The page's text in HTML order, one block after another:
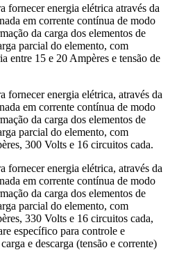
fornecer energia elétrica através da
em corrente contínua de modo
da carga dos elementos de
parcial do elemento, com
entre 15 e 20 Ampères e tensão de
fornecer energia elétrica, através da
em corrente contínua de modo
da carga dos elementos de
parcial do elemento, com
300 Volts e 16 circuitos cada.
fornecer energia elétrica, através da
em corrente contínua de modo
da carga dos elementos de
parcial do elemento, com
330 Volts e 16 circuitos cada,
específico para controle e
e descarga (tensão e corrente)